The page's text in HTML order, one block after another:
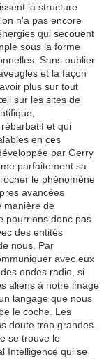
la structure
n'a pas encore
qui secouent
sous la forme
Sans oublier
et la façon
plus sur tout
sur les sites de
et qui
en ces
par Gerry
parfaitement sa
le phénomène
avancées
manière de
pourrions donc pas
des entités
nous. Par
avec eux
ondes radio, si
aliens à notre image
langage que nous
le coche. Les
doute trop grandes.
se trouve le
Intelligence qui se